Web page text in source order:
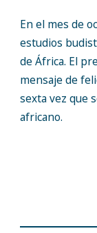
En el mes de
estudios
de África. El
mensaje de
sexta vez que
africano.